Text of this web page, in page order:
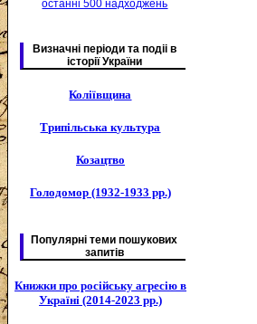
останні 500 надходжень
Визначні періоди та подіі в
історії України
Коліївщина
Трипільська культура
Козацтво
Голодомор (1932-1933 рр.)
Популярні теми пошукових
запитів
Книжки про російську агресію в
Україні (2014-2023 рр.)